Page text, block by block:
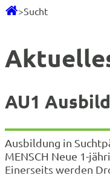
>Sucht
AU1
Ausbildung in
MENSCH Neue 1-
Einerseits werden